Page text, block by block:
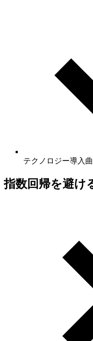
テクノロジー導入
指数回帰を避け